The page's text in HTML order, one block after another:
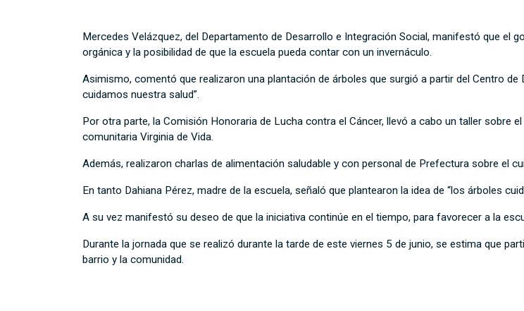
Mercedes Velázquez, del Departamento de Desarrollo e Integración Social, manifestó que el
orgánica y la posibilidad de que la escuela pueda contar con un invernáculo.
Asimismo, comentó que realizaron una plantación de árboles que surgió a partir del Centro
cuidamos nuestra salud”.
Por otra parte, la Comisión Honoraria de Lucha contra el Cáncer, llevó a cabo un taller sobre
comunitaria Virginia de Vida.
Además, realizaron charlas de alimentación saludable y con personal de Prefectura sobre el
En tanto Dahiana Pérez, madre de la escuela, señaló que plantearon la idea de “los árboles
A su vez manifestó su deseo de que la iniciativa continúe en el tiempo, para favorecer a la
Durante la jornada que se realizó durante la tarde de este viernes 5 de junio, se estima que
barrio y la comunidad.